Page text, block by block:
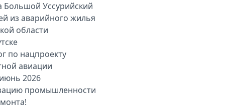
Большой Уссурийский
из аварийного жилья
области
по нацпроекту
авиации
2026
промышленности